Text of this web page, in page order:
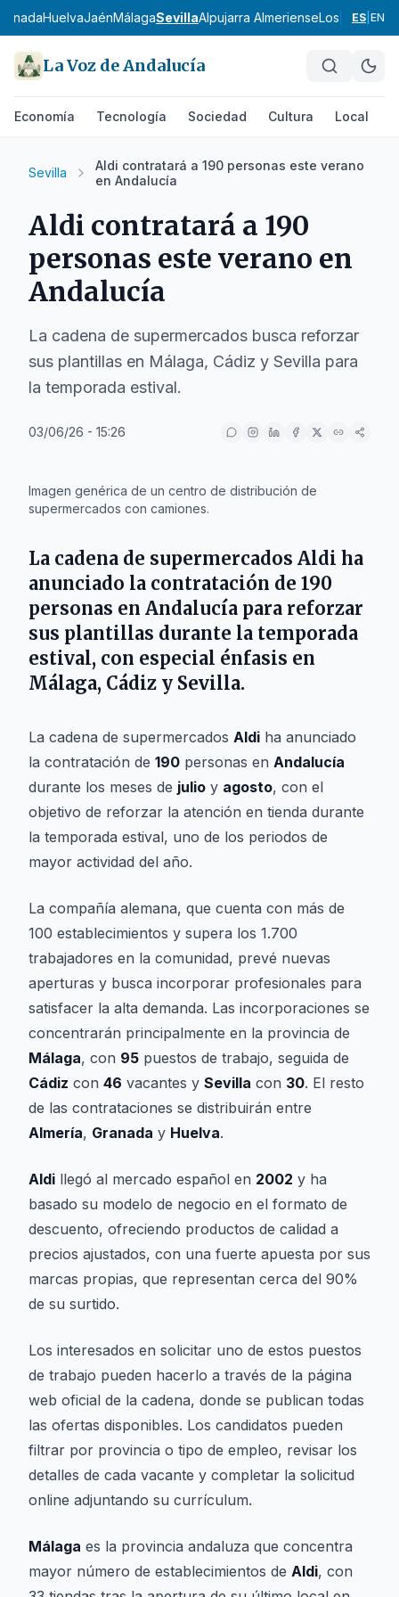
HuelvaJaénMálagaSevillaAlpujarra AlmerienseLos Vélez
ES EN
La Voz de Andalucía
Economía Tecnología Sociedad Cultura Local
Sevilla
Aldi contratará a 190 personas este verano
en Andalucía
Aldi contratará a 190
personas este verano en
Andalucía
La cadena de supermercados busca reforzar
sus plantillas en Málaga, Cádiz y Sevilla para
la temporada estival.
03/06/26 - 15:26
Imagen genérica de un centro de distribución de
supermercados con camiones.
La cadena de supermercados Aldi ha
anunciado la contratación de 190
personas en Andalucía para reforzar
sus plantillas durante la temporada
estival, con especial énfasis en
Málaga, Cádiz y Sevilla.
La cadena de supermercados Aldi ha anunciado
la contratación de 190 personas en Andalucía
durante los meses de julio y agosto, con el
objetivo de reforzar la atención en tienda durante
la temporada estival, uno de los periodos de
mayor actividad del año.
La compañía alemana, que cuenta con más de
100 establecimientos y supera los 1.700
trabajadores en la comunidad, prevé nuevas
aperturas y busca incorporar profesionales para
satisfacer la alta demanda. Las incorporaciones se
concentrarán principalmente en la provincia de
Málaga, con 95 puestos de trabajo, seguida de
Cádiz con 46 vacantes y Sevilla con 30. El resto
de las contrataciones se distribuirán entre
Almería, Granada y Huelva.
Aldi llegó al mercado español en 2002 y ha
basado su modelo de negocio en el formato de
descuento, ofreciendo productos de calidad a
precios ajustados, con una fuerte apuesta por sus
marcas propias, que representan cerca del 90%
de su surtido.
Los interesados en solicitar uno de estos puestos
de trabajo pueden hacerlo a través de la página
web oficial de la cadena, donde se publican todas
las ofertas disponibles. Los candidatos pueden
filtrar por provincia o tipo de empleo, revisar los
detalles de cada vacante y completar la solicitud
online adjuntando su currículum.
Málaga es la provincia andaluza que concentra
mayor número de establecimientos de Aldi, con